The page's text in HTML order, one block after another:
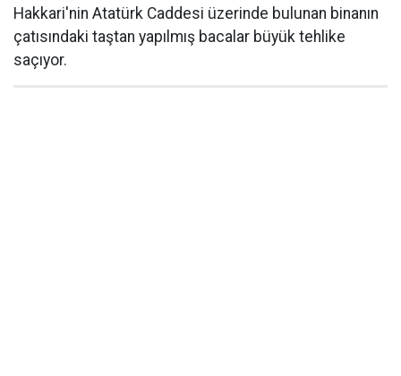
Hakkari'nin Atatürk Caddesi üzerinde bulunan binanın
çatısındaki taştan yapılmış bacalar büyük tehlike
saçıyor.